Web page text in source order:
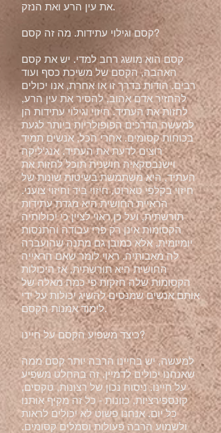
את עין הרע ואת הנזק.
קסם וגילוי עתידות. מה זה קסם?
קסם הוא מושג רחב למדי. יש את קסם
האהבה, הקסם של משיכת כסף ועוד
רבים. הודות בדרך זו או אחרת, אנו יכולים
להחזיר אדם אהוב, להסיר את עין הרע,
לחזות את העתיד. חיזוי וגילוי עתידות הן
למעשה הדרכים הפופולריות ביותר לגעת
בכוחות קסומים. אחרי הכל, אנשים תמיד
רוצים לדעת את העתיד. אנג'ליקה
וישנבסקאיה חושנית תוכל לחזות את
העתיד, היא משתמשת בשיטות שונות של
חיזוי בקלפי טארוט, חיזוי ביד וחיזוי צועני.
הראיית החושית היא מגדת עתידות
תורשתית, ועל כן ראוי לציין כי יכולותיה
הקסומות אינן רק פרי עבודה והתנסות
יומיומית, אלא כמובן גם מתנה שהועברה
לה מאבותיה. ראוי לומר שאם הראייה
החושית היא תורשתית, אז היכולות
הקסומות שלה חזקות פי כמה מאלה של
אותם אנשים שמנסים להשיג יכולות על ידי
לימוד אמנות הקסם.
כיצד משפיע הקסם על חיינו?
למעשה, יש בחיינו הרבה יותר קסם ממה
שאנחנו יכולים לדמיין. זה בהחלט משפיע
על חיינו. ניסוח נכון של רצונות, טקסים,
קונספירציות, כוונות - כל זה מקיף אותנו
כל יום. אנחנו פשוט לא יכולים לראות
ולשמוע הרבה פעולות וסמלים קסומים.